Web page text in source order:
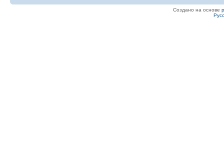
Создано на основе